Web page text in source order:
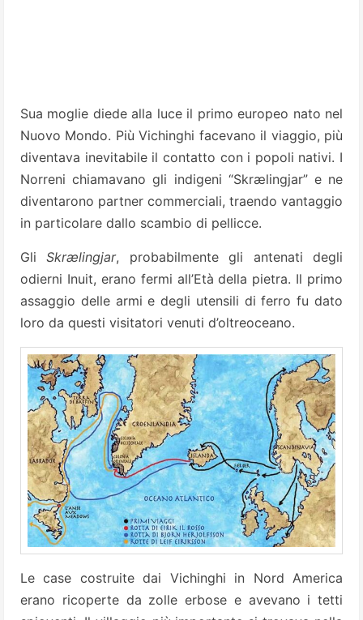
Sua moglie diede alla luce il primo europeo nato nel
Nuovo Mondo. Più Vichinghi facevano il viaggio, più
diventava inevitabile il contatto con i popoli nativi. I
Norreni chiamavano gli indigeni “Skrælingjar” e ne
diventarono partner commerciali, traendo vantaggio
in particolare dallo scambio di pellicce.
GliSkrælingjar, probabilmente gli antenati degli
odierni Inuit, erano fermi all’Età della pietra. Il primo
assaggio delle armi e degli utensili di ferro fu dato
loro da questi visitatori venuti d’oltreoceano.
Le case costruite dai Vichinghi in Nord America
erano ricoperte da zolle erbose e avevano i tetti